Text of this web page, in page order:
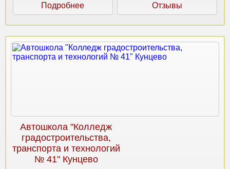
Подробнее Отзывы
Автошкола "Колледж
градостроительства,
транспорта и технологий
№ 41" Кунцево